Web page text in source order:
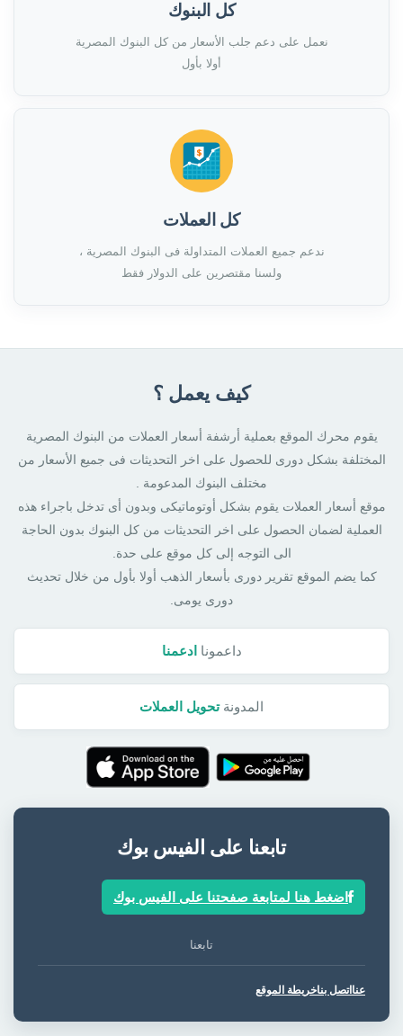
كل البنوك
نعمل على دعم جلب الأسعار من كل البنوك المصرية
أولا بأول
كل العملات
ندعم جميع العملات المتداولة فى البنوك المصرية ،
ولسنا مقتصرين على الدولار فقط
كيف يعمل ؟
يقوم محرك الموقع بعملية أرشفة أسعار العملات من البنوك المصرية
المختلفة بشكل دورى للحصول على اخر التحديثات فى جميع الأسعار من
مختلف البنوك المدعومة .
موقع أسعار العملات يقوم بشكل أوتوماتيكى وبدون أى تدخل باجراء هذه
العملية لضمان الحصول على اخر التحديثات من كل البنوك بدون الحاجة
الى التوجه إلى كل موقع على حدة.
كما يضم الموقع تقرير دورى بأسعار الذهب أولا بأول من خلال تحديث
دورى يومى.
داعمونا ادعمنا
المدونةتحويل العملات
تابعنا على الفيس بوك
اضغط هنا لمتابعة صفحتنا على الفيس بوك
تابعنا
عنا اتصل بناخريطة الموقع